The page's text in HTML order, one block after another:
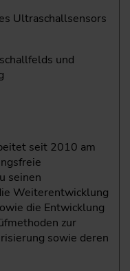
Ultraschallsensors
und
seit 2010 am
seinen
Weiterentwicklung
die Entwicklung
zur
sowie deren